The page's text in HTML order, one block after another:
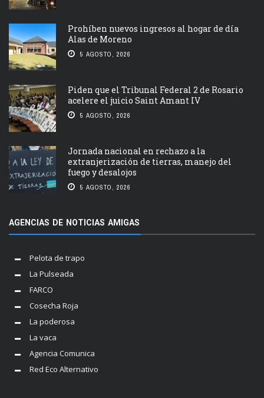
Prohíben nuevos ingresos al hogar de día
Alas de Moreno
5 AGOSTO, 2026
Piden que el Tribunal Federal 2 de Rosario
acelere el juicio Saint Amant IV
5 AGOSTO, 2026
Jornada nacional en rechazo a la
extranjerización de tierras, manejo del
fuego y desalojos
5 AGOSTO, 2026
AGENCIAS DE NOTICIAS AMIGAS
Pelota de trapo
La Pulseada
FARCO
Cosecha Roja
La poderosa
La vaca
Agencia Comunica
Red Eco Alternativo